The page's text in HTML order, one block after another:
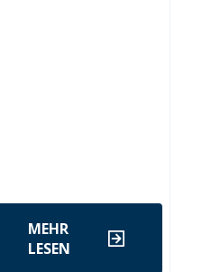
MEHR
LESEN